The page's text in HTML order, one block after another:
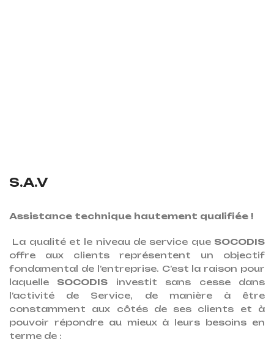
S.A.V
Assistance technique hautement qualifiée !
La qualité et le niveau de service que SOCODIS
offre aux clients représentent un objectif
fondamental de l’entreprise. C’est la raison pour
laquelle SOCODIS investit sans cesse dans
l’activité de Service, de manière à être
constamment aux côtés de ses clients et à
pouvoir répondre au mieux à leurs besoins en
terme de :